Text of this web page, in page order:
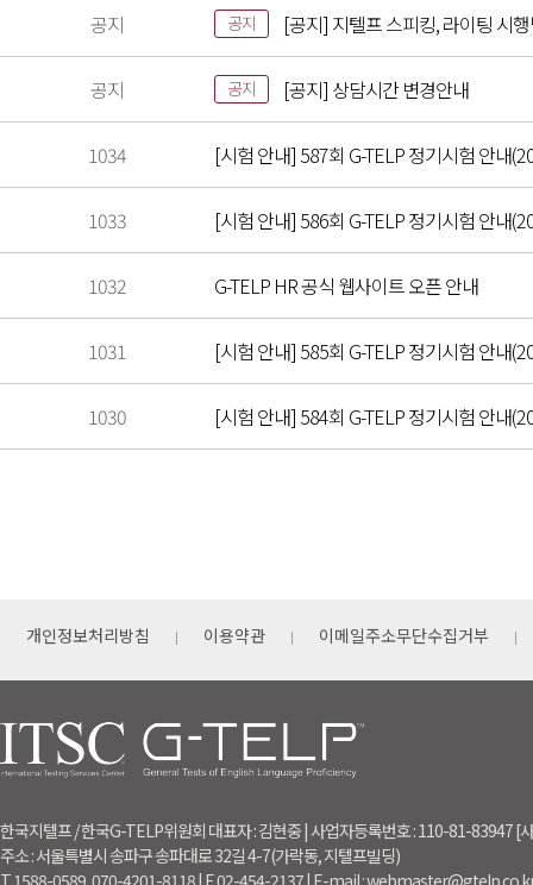
공지 공지 [공지] 지텔프 스피킹, 라이팅 시
공지 공지 [공지] 상담시간 변경안내
1034 [시험 안내] 587회 G-TELP 정기시험 안내
1033 [시험 안내] 586회 G-TELP 정기시험 안내
1032 G-TELP HR 공식 웹사이트 오픈 안내
1031 [시험 안내] 585회 G-TELP 정기시험 안내
1030 [시험 안내] 584회 G-TELP 정기시험 안내
개인정보처리방침 이용약관 이메일주소무단수집거부
한국지텔프 / 한국G-TELP위원회 대표자 : 김현중 | 사업자등록번호 : 110-81-83947
주소 : 서울특별시 송파구 송파대로 32길 4-7(가락동, 지텔프빌딩)
T. 1588-0589, 070-4201-8118 | F. 02-454-2137 | E-mail :